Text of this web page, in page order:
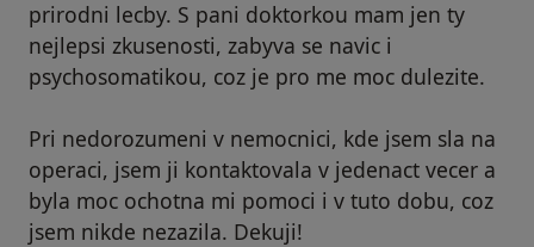
prirodni lecby. S pani doktorkou mam jen ty
nejlepsi zkusenosti, zabyva se navic i
psychosomatikou, coz je pro me moc dulezite.
Pri nedorozumeni v nemocnici, kde jsem sla na
operaci, jsem ji kontaktovala v jedenact vecer a
byla moc ochotna mi pomoci i v tuto dobu, coz
jsem nikde nezazila. Dekuji!